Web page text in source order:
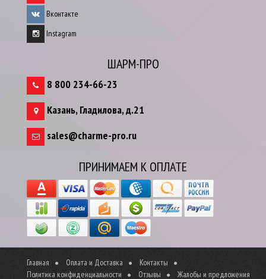
Вконтакте
Instagram
ШАРМ-ПРО
8 800 234-66-23
Казань,Гладилова, д.21
sales@charme-pro.ru
ПРИНИМАЕМ К ОПЛАТЕ
Главная Оплата и Доставка
Контакты
Политика конфиденциальности
Отзывы Жалобы и предложения